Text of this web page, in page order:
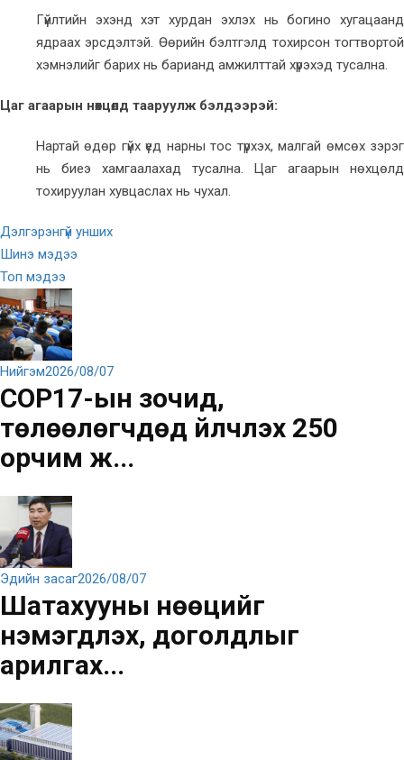
Гүйлтийн эхэнд хэт хурдан эхлэх нь богино хугацаанд
ядраах эрсдэлтэй. Өөрийн бэлтгэлд тохирсон тогтвортой
хэмнэлийг барих нь барианд амжилттай хүрэхэд тусална.
Цаг агаарын нөхцөлд тааруулж бэлдээрэй:
Нартай өдөр гүйх үед нарны тос түрхэх, малгай өмсөх зэрэг
нь биеэ хамгаалахад тусална. Цаг агаарын нөхцөлд
тохируулан хувцаслах нь чухал.
Дэлгэрэнгүй унших
Шинэ мэдээ
Топ мэдээ
Нийгэм2026/08/07
COP17-ын зочид,
төлөөлөгчдөд үйлчлэх 250
орчим ж...
Эдийн засаг2026/08/07
Шатахууны нөөцийг
нэмэгдүүлэх, доголдлыг
арилгах...